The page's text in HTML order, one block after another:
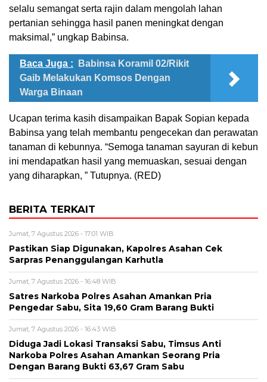
selalu semangat serta rajin dalam mengolah lahan
pertanian sehingga hasil panen meningkat dengan
maksimal,” ungkap Babinsa.
Baca Juga :
Babinsa Koramil 02/Rikit
Gaib Melakukan Komsos Dengan
Warga Binaan
Ucapan terima kasih disampaikan Bapak Sopian kepada
Babinsa yang telah membantu pengecekan dan perawatan
tanaman di kebunnya. “Semoga tanaman sayuran di kebun
ini mendapatkan hasil yang memuaskan, sesuai dengan
yang diharapkan, ” Tutupnya. (RED)
BERITA TERKAIT
Jumat, 7 Agustus 2026 - 17:01 WIB
Pastikan Siap Digunakan, Kapolres Asahan Cek
Sarpras Penanggulangan Karhutla
Jumat, 7 Agustus 2026 - 16:48 WIB
Satres Narkoba Polres Asahan Amankan Pria
Pengedar Sabu, Sita 19,60 Gram Barang Bukti
Jumat, 7 Agustus 2026 - 16:43 WIB
Diduga Jadi Lokasi Transaksi Sabu, Timsus Anti
Narkoba Polres Asahan Amankan Seorang Pria
Dengan Barang Bukti 63,67 Gram Sabu